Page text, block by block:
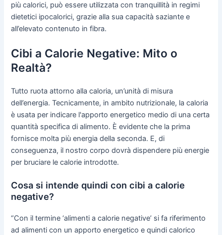
più calorici, può essere utilizzata con tranquillità in regimi
dietetici ipocalorici, grazie alla sua capacità saziante e
all’elevato contenuto in fibra.
Cibi a Calorie Negative: Mito o
Realtà?
Tutto ruota attorno alla caloria, un’unità di misura
dell’energia. Tecnicamente, in ambito nutrizionale, la caloria
è usata per indicare l'apporto energetico medio di una certa
quantità specifica di alimento. È evidente che la prima
fornisce molta più energia della seconda. E, di
conseguenza, il nostro corpo dovrà dispendere più energie
per bruciare le calorie introdotte.
Cosa si intende quindi con cibi a calorie
negative?
“Con il termine ‘alimenti a calorie negative’ si fa riferimento
ad alimenti con un apporto energetico e quindi calorico